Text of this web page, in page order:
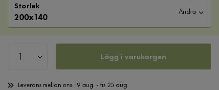
Storlek
200x140
Ändra
Lägg i varukorgen
Leverans mellan ons 19 aug. - tis 25 aug.